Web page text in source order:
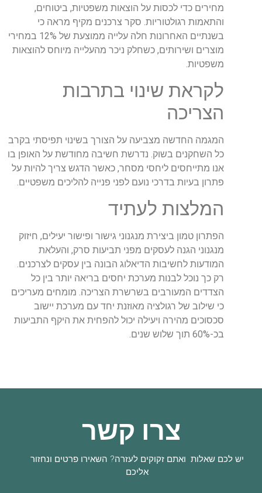
מחירים כדי לכסות על הוצאות משפטיות, ביטוחים,
והתאמות רגולטוריות. סקר צרכנים מקיף מראה כי
בשנתיים האחרונות חלה עלייה ממוצעת של 12% במחירי
מוצרים ושירותים, כשחלק ניכר מהעלייה מיוחס להוצאות
משפטיות.
לקראת שינוי בתרבות
הצריכה
המגמה החדשה מצביעה על הצורך בשינוי תפיסתי בקרב
כל השחקנים בשוק. נדרשת חשיבה מחודשת על האופן בו
אנו מתייחסים ליחסי מסחר, כאשר הדגש צריך להיות על
פתרון בעיות בדרכי נועם לפני פנייה להליכים משפטיים.
המלצות לעתיד
הפתרון טמון ביצירת מנגנוני גישור ופישור יעילים, חיזוק
מנגנוני הגנה לעסקים מפני תביעות סרק, והעלאת
המודעות לחשיבות הדיאלוג הבונה בין עסקים לצרכנים.
רק כך נוכל לבנות מערכת יחסים בריאה יותר בין כל
הצדדים המעורבים בשרשרת הצריכה. מומחים מעריכים
כי שילוב של רגולציה מאוזנת יחד עם מערכת יישוב
סכסוכים מהירה ויעילה יכול להפחית את היקף התביעות
בכ-60% תוך שלוש שנים.
צרו קשר
יש לכם שאלות ואתם זקוקים לעזרה? השאירו פרטים ונחזור
אליכם